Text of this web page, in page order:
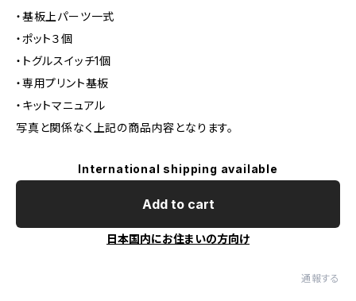
・基板上パーツ一式
・ポット３個
・トグルスイッチ1個
・専用プリント基板
・キットマニュアル
写真と関係なく上記の商品内容となります。
International shipping available
Add to cart
日本国内にお住まいの方向け
通報する